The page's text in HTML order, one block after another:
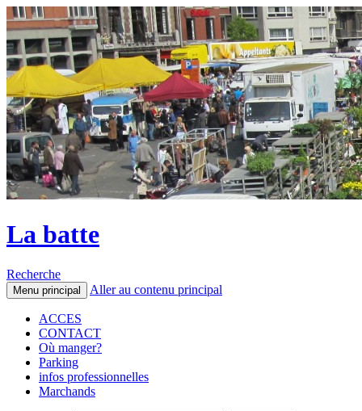
La batte
Recherche
Menu principal Aller au contenu principal
ACCES
CONTACT
Où manger?
Parking
infos professionnelles
Marchands